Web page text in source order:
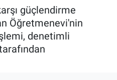
güçlendirme
Öğretmenevi'nin
denetimli